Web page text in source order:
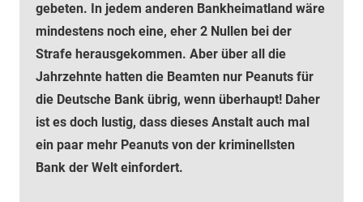
gebeten. In jedem anderen Bankheimatland wäre
mindestens noch eine, eher 2 Nullen bei der
Strafe herausgekommen. Aber über all die
Jahrzehnte hatten die Beamten nur Peanuts für
die Deutsche Bank übrig, wenn überhaupt! Daher
ist es doch lustig, dass dieses Anstalt auch mal
ein paar mehr Peanuts von der kriminellsten
Bank der Welt einfordert.